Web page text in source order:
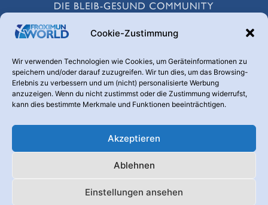
Cookie-Zustimmung
Wir verwenden Technologien wie Cookies, um Geräteinformationen zu
speichern und/oder darauf zuzugreifen. Wir tun dies, um das Browsing-
Erlebnis zu verbessern und um (nicht) personalisierte Werbung
anzuzeigen. Wenn du nicht zustimmst oder die Zustimmung widerrufst,
kann dies bestimmte Merkmale und Funktionen beeinträchtigen.
Akzeptieren
Ablehnen
Einstellungen ansehen
Hinter dieser Webseite steht die FROXIMUN AG. Diese
Transparenz ist uns wichtig. Warum betreiben wir diesen
Kanal? Weil nur informierte und aufgeklärte Menschen den
Kontaktieren Sie uns:info@froximunworld.de
Froximun Online-Shop Die Froximun AG
Datenschutzerklärung
Nutzungsbedingungen